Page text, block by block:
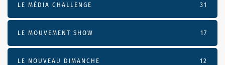
LE MÉDIA CHALLENGE 31
LE MOUVEMENT SHOW 17
LE NOUVEAU DIMANCHE 12